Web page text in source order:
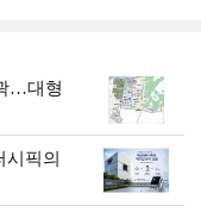
…대형
픽의